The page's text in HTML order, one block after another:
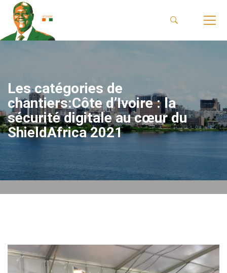
Les catégories de
chantiers:Côte d’Ivoire : la
sécurité digitale au cœur du
ShieldAfrica 2021